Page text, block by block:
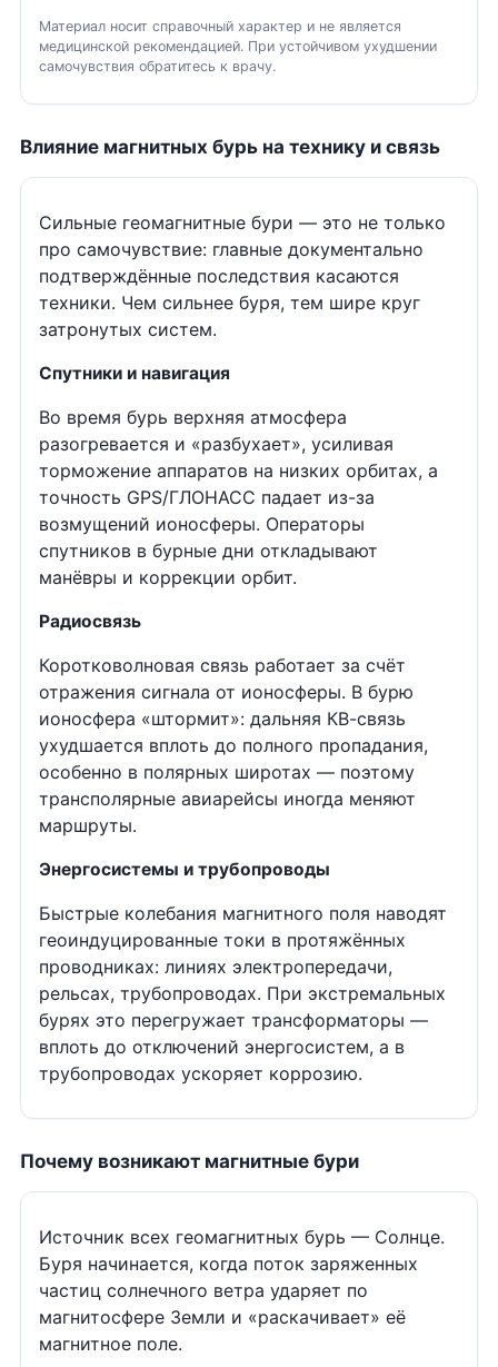
Материал носит справочный характер и не является
медицинской рекомендацией. При устойчивом ухудшении
самочувствия обратитесь к врачу.
Влияние магнитных бурь на технику и связь
Сильные геомагнитные бури — это не только
про самочувствие: главные документально
подтверждённые последствия касаются
техники. Чем сильнее буря, тем шире круг
затронутых систем.
Спутники и навигация
Во время бурь верхняя атмосфера
разогревается и «разбухает», усиливая
торможение аппаратов на низких орбитах, а
точность GPS/ГЛОНАСС падает из-за
возмущений ионосферы. Операторы
спутников в бурные дни откладывают
манёвры и коррекции орбит.
Радиосвязь
Коротковолновая связь работает за счёт
отражения сигнала от ионосферы. В бурю
ионосфера «штормит»: дальняя КВ-связь
ухудшается вплоть до полного пропадания,
особенно в полярных широтах — поэтому
трансполярные авиарейсы иногда меняют
маршруты.
Энергосистемы и трубопроводы
Быстрые колебания магнитного поля наводят
геоиндуцированные токи в протяжённых
проводниках: линиях электропередачи,
рельсах, трубопроводах. При экстремальных
бурях это перегружает трансформаторы —
вплоть до отключений энергосистем, а в
трубопроводах ускоряет коррозию.
Почему возникают магнитные бури
Источник всех геомагнитных бурь — Солнце.
Буря начинается, когда поток заряженных
частиц солнечного ветра ударяет по
магнитосфере Земли и «раскачивает» её
магнитное поле.